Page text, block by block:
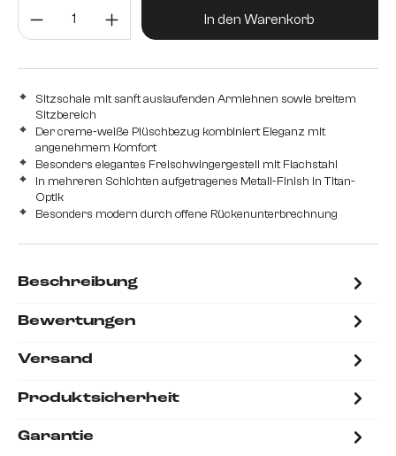
Eiche Holz Produkt Anzahl: Gib den
In den Warenkorb
Sitzschale mit sanft auslaufenden Armlehnen sowie breitem
Sitzbereich
Der creme-weiße Plüschbezug kombiniert Eleganz mit
angenehmem Komfort
Besonders elegantes Freischwingergestell mit Flachstahl
In mehreren Schichten aufgetragenes Metall-Finish in Titan-
Optik
Besonders modern durch offene Rückenunterbrechnung
Beschreibung
Bewertungen
Versand
Produktsicherheit
Garantie